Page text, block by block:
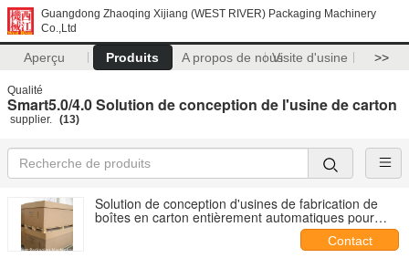
Guangdong Zhaoqing Xijiang (WEST RIVER) Packaging Machinery
Co.,Ltd
Aperçu Produits A propos de nousVisite d'usine >>
Qualité
Smart5.0/4.0 Solution de conception de l'usine de carton
supplier. (13)
Solution de conception d'usines de fabrication de
boîtes en carton entièrement automatiques pour
Contact